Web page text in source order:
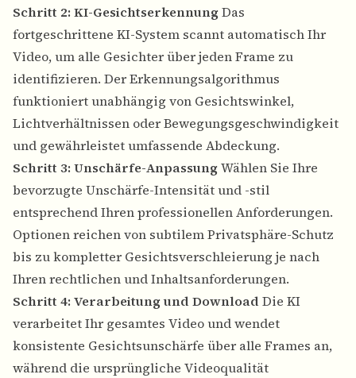
Schritt 2: KI-GesichtserkennungDas
fortgeschrittene KI-System scannt automatisch Ihr
Video, um alle Gesichter über jeden Frame zu
identifizieren. Der Erkennungsalgorithmus
funktioniert unabhängig von Gesichtswinkel,
Lichtverhältnissen oder Bewegungsgeschwindigkeit
und gewährleistet umfassende Abdeckung.
Schritt 3: Unschärfe-AnpassungWählen Sie Ihre
bevorzugte Unschärfe-Intensität und -stil
entsprechend Ihren professionellen Anforderungen.
Optionen reichen von subtilem Privatsphäre-Schutz
bis zu kompletter Gesichtsverschleierung je nach
Ihren rechtlichen und Inhaltsanforderungen.
Schritt 4: Verarbeitung und Download Die KI
verarbeitet Ihr gesamtes Video und wendet
konsistente Gesichtsunschärfe über alle Frames an,
während die ursprüngliche Videoqualität